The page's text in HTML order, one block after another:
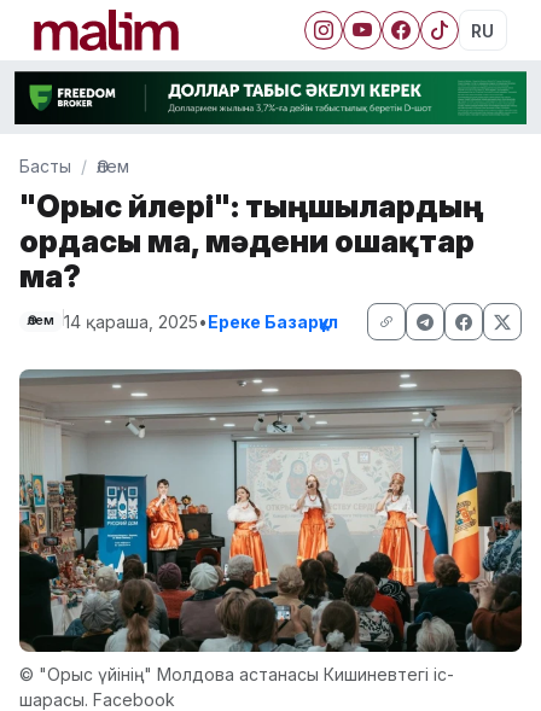
RU
Басты Әлем
"Орыс үйлері": тыңшылардың
ордасы ма, мәдени ошақтар
ма?
Әлем 14 қараша, 2025•Ереке Базарқұл
© "Орыс үйінің" Молдова астанасы Кишиневтегі іс-
шарасы. Facebook